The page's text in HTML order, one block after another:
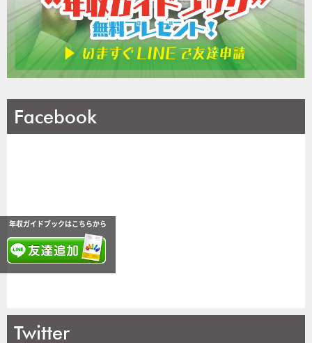
Facebook
Twitter
年収ガイドブックはこちらから